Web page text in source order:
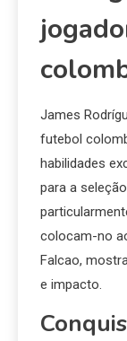
James
futebol
habilidades
para a
colocam-no
Falcao,
e impacto.